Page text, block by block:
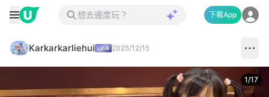
下載App
Karkarkarliehui 2025/12/15
1/17